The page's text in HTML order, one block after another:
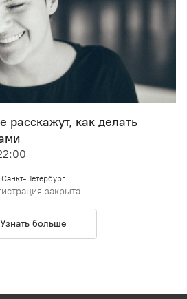
расскажут, как делать
Санкт-Петербург
закрыта
Узнать больше